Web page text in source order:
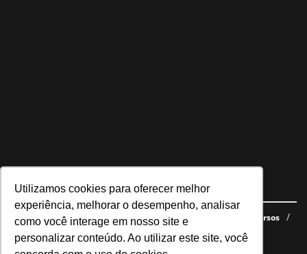
Utilizamos cookies para oferecer melhor
experiência, melhorar o desempenho, analisar
como você interage em nosso site e
personalizar conteúdo. Ao utilizar este site, você
Navegue no site
Últimas notícias Quem somos E-books gratuitos
Cursos
Política de privacidade